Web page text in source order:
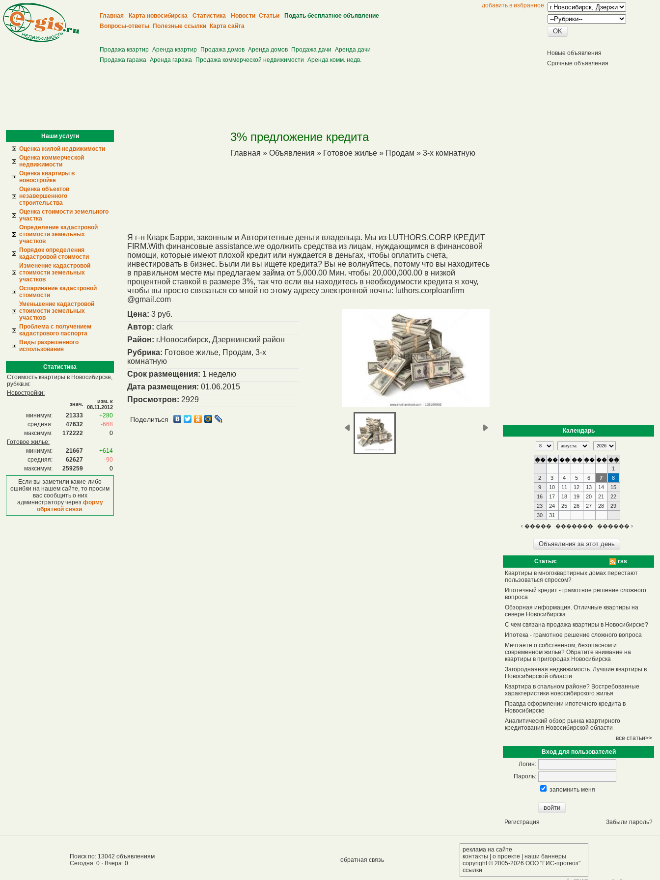
добавить в избранное
Главная
Карта новосибирска Статистика Новости Статьи
Подать бесплатное объявление
Вопросы-ответы
Полезные ссылки Карта сайта
Продажа квартир Аренда квартир Продажа домов Аренда домов Продажа дачи Аренда дачи
Продажа гаража Аренда гаража Продажа коммерческой недвижимости Аренда комм. недв.
Новые объявления
Срочные объявления
Наши услуги
Оценка жилой недвижимости
Оценка коммерческой
недвижимости
Оценка квартиры в
новостройке
Оценка объектов
незавершенного
строительства
Оценка стоимости земельного
участка
Определение кадастровой
стоимости земельных
участков
Порядок определения
кадастровой стоимости
Изменение кадастровой
стоимости земельных
участков
Оспаривание кадастровой
стоимости
Уменьшение кадастровой
стоимости земельных
участков
Проблема с получением
кадастрового паспорта
Виды разрешенного
использования
Статистика
Стоимость квартиры в Новосибирске,
руб/кв.м:
Новостройки:
знач.
изм. к
08.11.2012
минимум: 21333
+280
средняя:
47632
-668
максимум:
172222
0
Готовое жилье:
минимум:
21667
+614
средняя:
62627
-90
максимум:
259259
0
Если вы заметили какие-либо
ошибки на нашем сайте, то просим
вас сообщить о них
администратору через форму
обратной связи.
3% предложение кредита
Главная » Объявления » Готовое жилье » Продам » 3-х комнатную
Я г-н Кларк Барри, законным и Авторитетные деньги владельца. Мы из LUTHORS.CORP КРЕДИТ
FIRM.With финансовые assistance.we одолжить средства из лицам, нуждающимся в финансовой
помощи, которые имеют плохой кредит или нуждается в деньгах, чтобы оплатить счета,
инвестировать в бизнес. Были ли вы ищете кредита? Вы не волнуйтесь, потому что вы находитесь
в правильном месте мы предлагаем займа от 5,000.00 Мин. чтобы 20,000,000.00 в низкой
процентной ставкой в размере 3%, так что если вы находитесь в необходимости кредита я хочу,
чтобы вы просто связаться со мной по этому адресу электронной почты: luthors.corploanfirm
@gmail.com
Цена: 3 руб.
Автор: clark
Район: г.Новосибирск, Дзержинский район
Рубрика: Готовое жилье, Продам, 3-х
комнатную
Срок размещения: 1 неделю
Дата размещения: 01.06.2015
Просмотров: 2929
Поделиться
Календарь
�� �� �� �� �� �� ��
1
2
3 4 5 6 7
8
9
10 11 12 13 14
15
16
17 18 19 20 21
22
23
24 25 26 27 28
29
30
31
‹ �����
������� ������ ›
Статьи:
rss
Квартиры в многоквартирных домах перестают
пользоваться спросом?
Ипотечный кредит - грамотное решение сложного
вопроса
Обзорная информация. Отличные квартиры на
севере Новосибирска
С чем связана продажа квартиры в Новосибирске?
Ипотека - грамотное решение сложного вопроса
Мечтаете о собственном, безопасном и
современном жилье? Обратите внимание на
квартиры в пригородах Новосибирска
Загороднаяная недвижимость. Лучшие квартиры в
Новосибирской области
Квартира в спальном районе? Востребованные
характеристики новосибирского жилья
Правда оформлении ипотечного кредита в
Новосибирске
Аналитический обзор рынка квартирного
кредитования Новосибирской области
все статьи>>
Вход для пользователей
Логин:
Пароль:
запомнить меня
Регистрация Забыли пароль?
Поиск по: 13042 объявлениям
Сегодня: 0 · Вчера: 0
обратная связь
реклама на сайте
контакты
о проекте
наши баннеры
copyright © 2005-2026 ООО "ГИС-прогноз"
ссылки